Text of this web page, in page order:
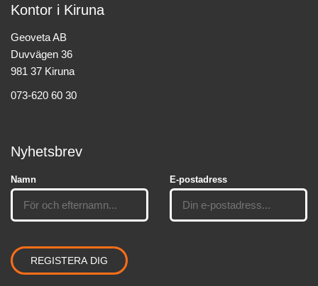
Kontor i Kiruna
Geoveta AB
Duvvägen 36
981 37 Kiruna
073-620 60 30
Nyhetsbrev
Namn E-postadress